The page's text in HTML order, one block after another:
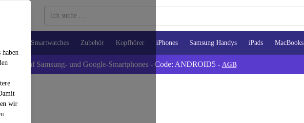
haben
wir
Smartwatches Zubehör Kopfhörer iPhones Samsung Handys iPads MacBooks
-5% auf Samsung- und Google-Smartphones - Code: ANDROID5 - AGB